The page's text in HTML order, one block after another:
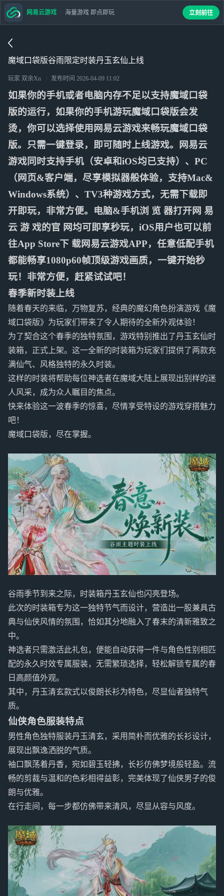
魔域口袋版谷雨限定时装丹玉玄仙上线
玩家 双余Xn 发布时间 2026-04-09 11:02
如果你的手机或者电脑内存不足以支持魔域口袋
版的运行，如果你的手机游玩魔域口袋版会发
烫，你可以选择使用网易云游戏来畅玩魔域口袋
版。只需一键登录，即可随时上线游戏。网易云
游戏同时支持手机（安卓和iOS均已支持）、PC
（网页&客户端，尽享模拟器般体验，支持Mac&
Windows系统）、TV3种游戏方式，无需下载即
开即玩，非常方便。电脑&手机浏 览 器打开网 易
云 游 戏的官 网均可即享秒玩，iOS用户也可以前
往App Store下 载网易云游戏APP，任意低配手机
都能畅享1080p60帧顶级游戏画质，一键开始秒
玩！非常方便，赶紧试试吧！
春季新时装上线
随着春天的来临，万物复苏，经典的魔幻角色扮演游戏《魔
域口袋版》为玩家们带来了令人期待的全新外观体验！
为了契合这个春季的独特氛围，游戏特别推出了丹玉玄仙时
装箱，正式上架。这一全新的时装箱为玩家们提供了两款充
满仙气、风格独特的永久时装。
这样的时装将帮助每位神选者在魔域大陆上展现出别样的迷
人风采，成为众人瞩目的焦点。
快来体验这一波春季的惊喜，尽情享受特设的游戏穿搭魅力
吧！
魔域口袋版，尽在掌握。
谷雨季节到来之际，时装箱丹玉玄仙也闪亮登场。
此次的时装箱专为这一独特节气而设计，营造出一股兼具古
典与仙侠风情的氛围，恰如其分地融入了春末的清新雅致之
中。
神选者只需激活此礼包，便能自动获得一件与角色性别相匹
配的永久时效专属服装，无需繁琐选择，轻松解锁专属的春
日高颜值外观。
其中，丹玉清玄款式以俊朗长衫为特色，尽显仙者独特气
质。
仙侠角色服装特点
男性角色独特服装丹玉清玄，采用简朴而优雅的长衫设计，
展现出飘逸洒脱的气质。
袖口飘荡着丹香，宛如碧玉轻拂，长衫仿佛梦境般轻盈。流
畅的剪裁与温和的色彩相得益彰，完美体现了仙侠男子的俊
朗与优雅。
在行走间，每一步都仿佛带来清风，尽显从容与风度。
网易云游戏 海量游戏 即点即玩 立刻前往